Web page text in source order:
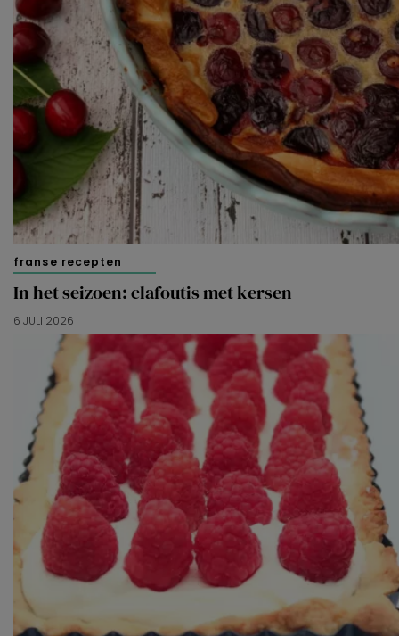
franse recepten
In het seizoen: clafoutis met kersen
6 JULI 2026